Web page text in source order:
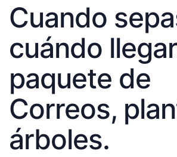
Cuando
cuándo
paquete de
Correos,
árboles.